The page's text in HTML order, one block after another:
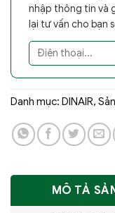
nhập thông tin và
lại tư vấn cho bạn
Danh mục: DINAIR,
MÔ TẢ